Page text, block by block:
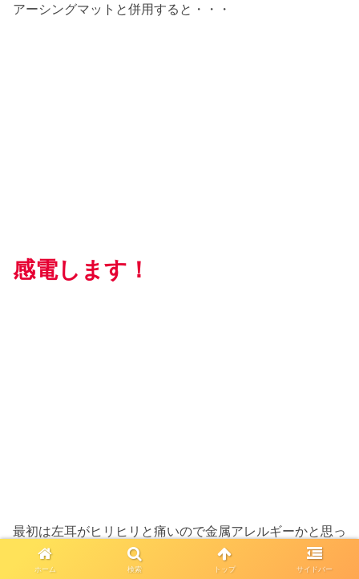
アーシングマットと併用すると・・・
感電します！
最初は左耳がヒリヒリと痛いので金属アレルギーかと思っ
ていましたが、
大き目なノイズも左のイヤホンから出ていたため原因を探
ホーム 検索 トップ サイドバー